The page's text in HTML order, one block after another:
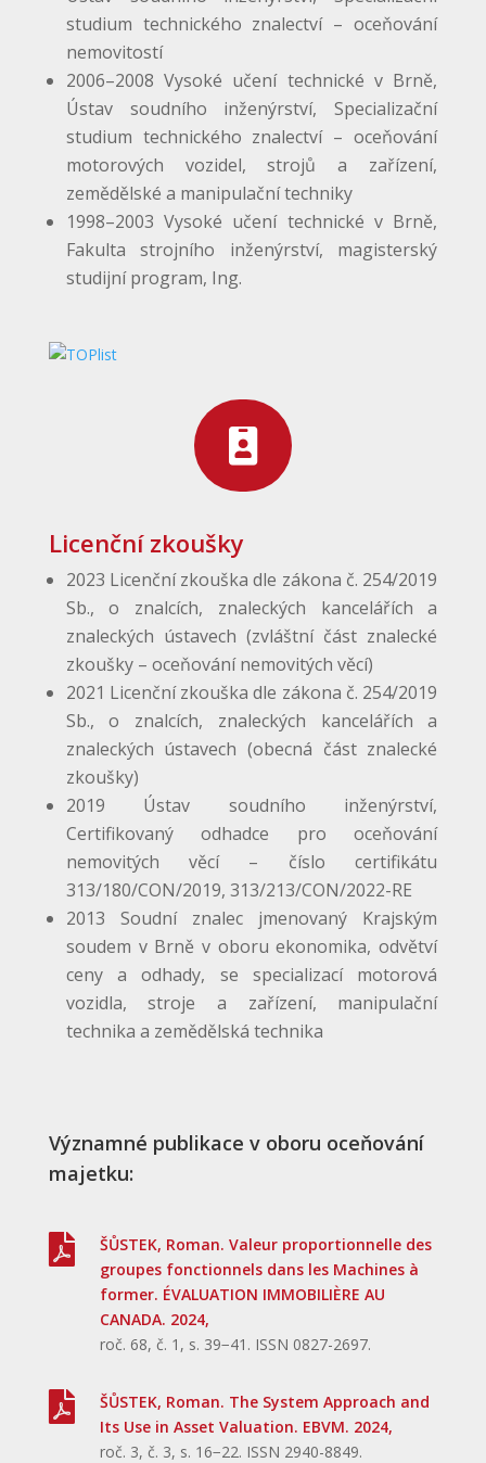
studium technického znalectví – oceňování
nemovitostí
2006–2008 Vysoké učení technické v Brně,
Ústav soudního inženýrství, Specializační
studium technického znalectví – oceňování
motorových vozidel, strojů a zařízení,
zemědělské a manipulační techniky
1998–2003 Vysoké učení technické v Brně,
Fakulta strojního inženýrství, magisterský
studijní program, Ing.

Licenční zkoušky
2023 Licenční zkouška dle zákona č. 254/2019
Sb., o znalcích, znaleckých kancelářích a
znaleckých ústavech (zvláštní část znalecké
zkoušky – oceňování nemovitých věcí)
2021 Licenční zkouška dle zákona č. 254/2019
Sb., o znalcích, znaleckých kancelářích a
znaleckých ústavech (obecná část znalecké
zkoušky)
2019 Ústav soudního inženýrství,
Certifikovaný odhadce pro oceňování
nemovitých věcí – číslo certifikátu
313/180/CON/2019, 313/213/CON/2022-RE
2013 Soudní znalec jmenovaný Krajským
soudem v Brně v oboru ekonomika, odvětví
ceny a odhady, se specializací motorová
vozidla, stroje a zařízení, manipulační
technika a zemědělská technika
Významné publikace v oboru oceňování
majetku:

ŠŮSTEK, Roman. Valeur proportionnelle des
groupes fonctionnels dans les Machines à
former. ÉVALUATION IMMOBILIÈRE AU
CANADA. 2024,
roč. 68, č. 1, s. 39−41. ISSN 0827-2697.

ŠŮSTEK, Roman. The System Approach and
Its Use in Asset Valuation. EBVM. 2024,
roč. 3, č. 3, s. 16−22. ISSN 2940-8849.